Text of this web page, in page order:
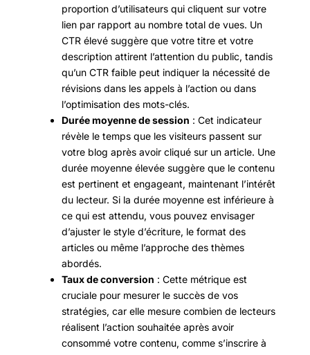
proportion d’utilisateurs qui cliquent sur votre
lien par rapport au nombre total de vues. Un
CTR élevé suggère que votre titre et votre
description attirent l’attention du public, tandis
qu’un CTR faible peut indiquer la nécessité de
révisions dans les appels à l’action ou dans
l’optimisation des mots-clés.
Durée moyenne de session : Cet indicateur
révèle le temps que les visiteurs passent sur
votre blog après avoir cliqué sur un article. Une
durée moyenne élevée suggère que le contenu
est pertinent et engageant, maintenant l’intérêt
du lecteur. Si la durée moyenne est inférieure à
ce qui est attendu, vous pouvez envisager
d’ajuster le style d’écriture, le format des
articles ou même l’approche des thèmes
abordés.
Taux de conversion : Cette métrique est
cruciale pour mesurer le succès de vos
stratégies, car elle mesure combien de lecteurs
réalisent l’action souhaitée après avoir
consommé votre contenu, comme s’inscrire à